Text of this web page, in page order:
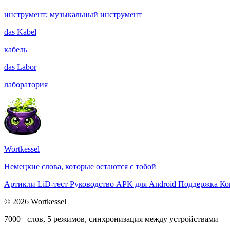
инструмент; музыкальный инструмент
das Kabel
кабель
das Labor
лаборатория
Wortkessel
Немецкие слова, которые остаются с тобой
Артикли LiD-тест Руководство APK для Android Поддержка
© 2026 Wortkessel
7000+ слов, 5 режимов, синхронизация между устройствами